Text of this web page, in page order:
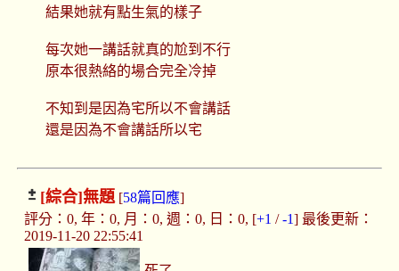
結果她就有點生氣的樣子
每次她一講話就真的尬到不行
原本很熱絡的場合完全冷掉
不知到是因為宅所以不會講話
還是因為不會講話所以宅
[綜合]無題[58篇回應]
評分：0, 年：0, 月：0, 週：0, 日：0, [+1 /-1] 最後更新：
2019-11-20 22:55:41